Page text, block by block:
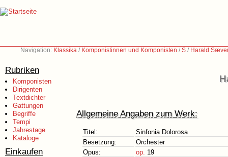
Navigation: Klassika / Komponistinnen und Komponisten /S / Harald
Rubriken
Komponisten
Dirigenten
Textdichter
Gattungen
Begriffe
Tempi
Jahrestage
Kataloge
Einkaufen
Allgemeine Angaben zum Werk:
Titel:
Sinfonia Dolorosa
Besetzung:
Orchester
Opus:
op. 19